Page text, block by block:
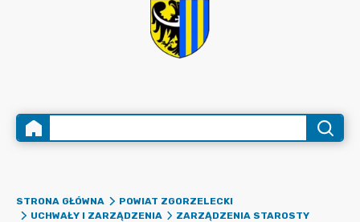
STRONA GŁÓWNA
POWIAT ZGORZELECKI
UCHWAŁY I ZARZĄDZENIA
ZARZĄDZENIA STAROSTY